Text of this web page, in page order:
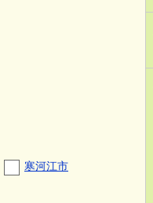
寒河江市